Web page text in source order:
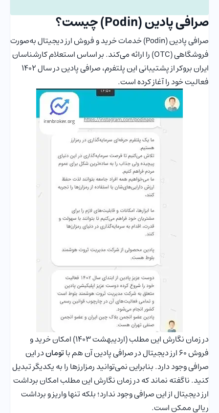
صرافی پادین (Podin) چیست؟
صرافی پادین (Podin) خدمات خرید و فروش ارز دیجیتال به‌صورت
فروشگاهی (OTC) را ارائه می‌کند. بر اساس استعلام کارشناسان
ایران بروکر از پشتیبانی این پلتفرم، صرافی پادین در سال ۱۴۰۲
فعالیت خود را آغاز کرده است.
در زمان نگارش این مطلب (اردیبهشت ۱۴۰۳) امکان خرید و
فروش ۶۰ ارز دیجیتال در صرافی پادین آن هم با
توماندر این
صرافی وجود دارد. بنابراین نمی‌توانید رمزارزها را به یکدیگر تبدیل
کنید. ناگفته نماند که در زمان نگارش این مطلب امکان برداشت
ارز دیجیتال از این صرافی وجود ندارد؛ بلکه تنها واریز و برداشت
ریالی ممکن است.